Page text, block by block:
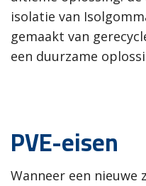
isolatie van
gemaakt van
een duurzame
PVE-eisen
Wanneer een nieuwe